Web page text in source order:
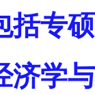
括专
济学